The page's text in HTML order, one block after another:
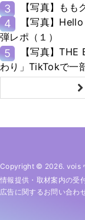
3 【写真】もも
4
【写真】
弾レポ（１）
5
【写真】
わり」TikTokで一
Copyright © 2026. vois
情報提供・取材案内の受
広告に関するお問い合わ